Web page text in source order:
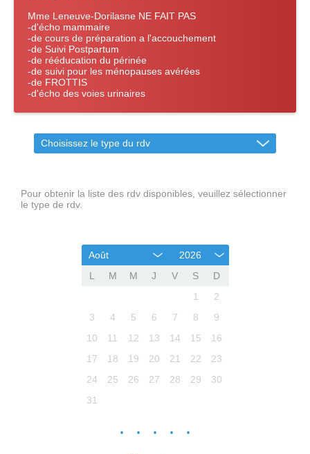
Mme Leneuve-Dorilasne NE FAIT PAS
-d'écho mammaire
-de cours de préparation a l'accouchement
-de Suivi Postpartum
-de rééducation du périnée
-de suivi pour les ménopauses avérées
-de FROTTIS
-d'écho des voies urinaires
Choisissez le type du rdv
Pour obtenir la liste des rdv disponibles, veuillez sélectionner
le type de rdv.
Août
2026
L
M M J V S
D
1
2
3
4 5 6 7 8
9
10
11 12 13 14 15
16
17
18 19 20 21 22
23
24
25 26 27 28 29
30
31